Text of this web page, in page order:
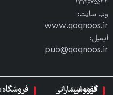
۱۳۱۴۶۷۵۵۳۳
وب سایت:
www.qoqnoos.ir
ایمیل:
pub@qoqnoos.ir
گروه انتشاراتی ققنوس: فروشگاه: